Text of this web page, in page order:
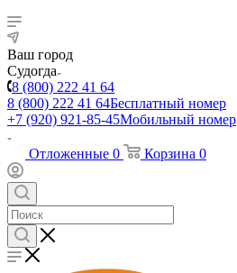
Ваш город
Судогда
8 (800) 222 41 64
8 (800) 222 41 64Бесплатный номер
+7 (920) 921-85-45Мобильный номер
Отложенные 0 Корзина 0